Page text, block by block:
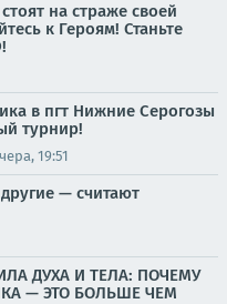
на страже своей
к Героям! Станьте
в пгт Нижние Серогозы
турнир!
19:51
— считают
ДУХА И ТЕЛА: ПОЧЕМУ
— ЭТО БОЛЬШЕ ЧЕМ